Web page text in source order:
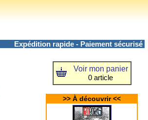
Expédition rapide - Paiement sécurisé
Voir mon panier
0 article
>> À découvrir <<